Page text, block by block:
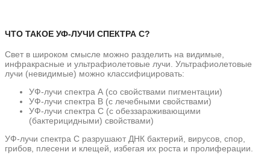
ЧТО ТАКОЕ УФ-ЛУЧИ СПЕКТРА С?
Свет в широком смысле можно разделить на видимые,
инфракрасные и ультрафиолетовые лучи. Ультрафиолетовые
лучи (невидимые) можно классифицировать:
УФ-лучи спектра А (со свойствами пигментации)
УФ-лучи спектра В (с лечебными свойствами)
УФ-лучи спектра С (с обеззараживающими
(бактерицидными) свойствами)
УФ-лучи спектра С разрушают ДНК бактерий, вирусов, спор,
грибов, плесени и клещей, избегая их роста и пролиферации.